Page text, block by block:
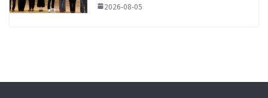
2026-08-05